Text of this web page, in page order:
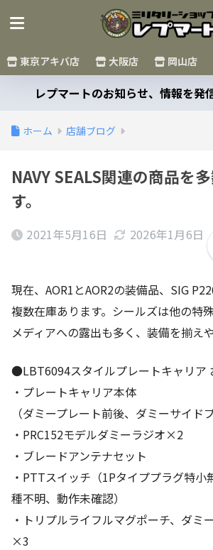
東京アキバ店 大阪店 岡山店
レプマートのお知らせ、情報を発
ホーム 店舗ブログ
NAVY SEALS関連の商品を
す。
2021年5月16日 2026年1月6日
現在、AOR1とAOR2の装備品、SIG
複数在庫あります。シールズは他の特
メディアへの露出も多く、装備を揃え
●LBT6094スタイルプレートキャリア
・プレートキャリア本体
（ダミープレート前後、ダミーサイド
・PRC152モデルダミーラジオ×2
・ブレードアンテナセット
・PTTスイッチ（1Pタイププラグ特小
種不明、動作未確認）
・トリプルライフルマグポーチ、ダミ
×3